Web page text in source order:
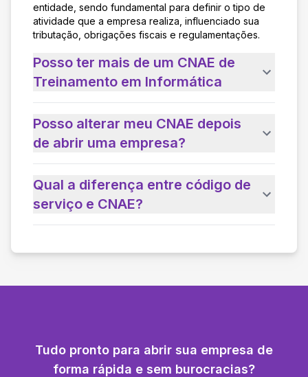
entidade, sendo fundamental para definir o tipo de
atividade que a empresa realiza, influenciado sua
tributação, obrigações fiscais e regulamentações.
Posso ter mais de um CNAE de
Treinamento em Informática
Posso alterar meu CNAE depois
de abrir uma empresa?
Qual a diferença entre código de
serviço e CNAE?
Tudo pronto para abrir sua empresa de
forma rápida e sem burocracias?